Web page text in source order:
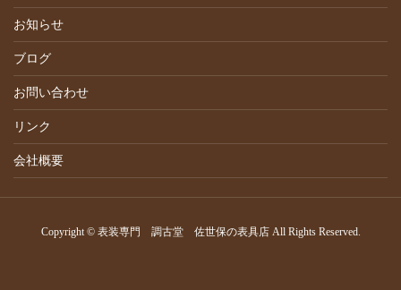
お知らせ
ブログ
お問い合わせ
リンク
会社概要
Copyright © 表装専門 調古堂 佐世保の表具店 All Rights Reserved.